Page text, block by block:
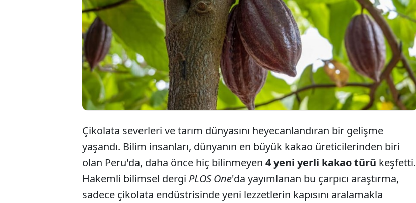
Peru'da yapılan çalışmalar sonucunda 4 yeni kakao türüne
rastlandı. Bu durumun çikolatalarda yeni aromalar
oluşturulmasına yardımcı olması ve gıda sektöründe değişiklik
yaşanmasını sağlaması bekleniyor.
Çikolata severleri ve tarım dünyasını heyecanlandıran bir gelişme
yaşandı. Bilim insanları, dünyanın en büyük kakao üreticilerinden biri
olan Peru'da, daha önce hiç bilinmeyen 4 yeni yerli kakao türü keşfetti.
Hakemli bilimsel dergi PLOS One'da yayımlanan bu çarpıcı araştırma,
sadece çikolata endüstrisinde yeni lezzetlerin kapısını aralamakla